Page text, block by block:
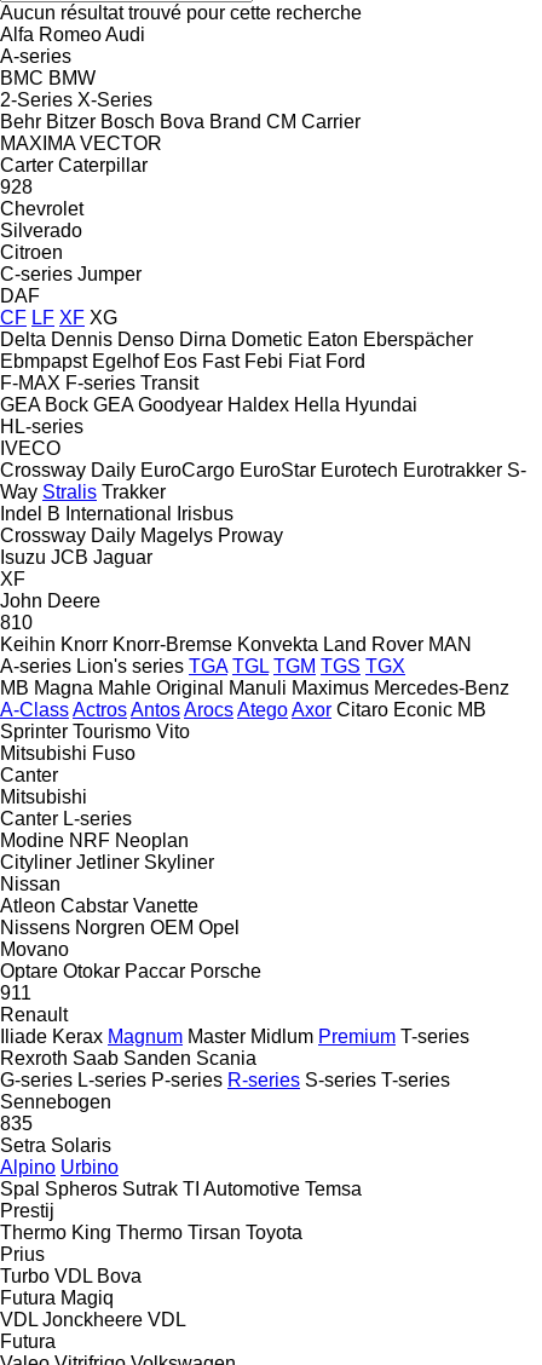
Aucun résultat trouvé pour cette recherche
Alfa RomeoAudi
A-series
BMC BMW
2-Series X-Series
Behr Bitzer Bosch Bova Brand CM Carrier
MAXIMA VECTOR
Carter Caterpillar
928
Chevrolet
Silverado
Citroen
C-series Jumper
DAF
CF LF XF XG
Delta Dennis Denso Dirna Dometic Eaton Eberspächer
Ebmpapst Egelhof Eos Fast Febi Fiat Ford
F-MAX F-series Transit
GEA Bock GEA Goodyear Haldex Hella Hyundai
HL-series
IVECO
Crossway Daily EuroCargo EuroStar Eurotech Eurotrakker S-
Way Stralis Trakker
Indel B International
Irisbus
Crossway Daily Magelys Proway
Isuzu JCB Jaguar
XF
John Deere
810
Keihin Knorr Knorr-Bremse Konvekta Land Rover MAN
A-series Lion's series TGA TGL TGM TGS TGX
MB Magna Mahle Original Manuli Maximus Mercedes-Benz
A-ClassActrosAntosArocsAtegoAxor Citaro Econic MB
Sprinter Tourismo Vito
Mitsubishi Fuso
Canter
Mitsubishi
Canter L-series
Modine NRF Neoplan
Cityliner Jetliner Skyliner
Nissan
Atleon Cabstar Vanette
Nissens Norgren OEM Opel
Movano
Optare Otokar Paccar Porsche
911
Renault
Iliade Kerax Magnum Master Midlum Premium T-series
Rexroth Saab Sanden Scania
G-series L-series P-series R-series S-series T-series
Sennebogen
835
Setra Solaris
Alpino Urbino
Spal Spheros Sutrak TI Automotive Temsa
Prestij
Thermo King Thermo Tirsan Toyota
Prius
Turbo VDL Bova
Futura Magiq
VDL Jonckheere VDL
Futura